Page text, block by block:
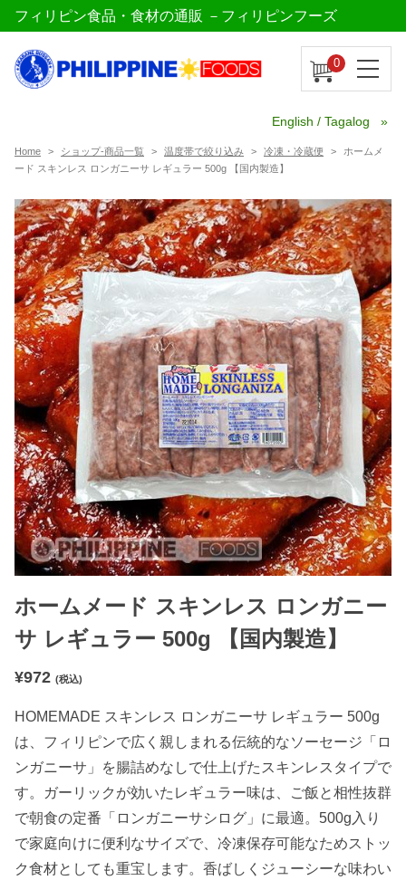
フィリピン食品・食材の通販 －フィリピンフーズ
0
English / Tagalog
Home ショップ-商品一覧 温度帯で絞り込み 冷凍・冷蔵便
ホームメ
ード スキンレス ロンガニーサ レギュラー 500g 【国内製造】
ホームメード スキンレス ロンガニー
サ レギュラー 500g 【国内製造】
¥972 (税込)
HOMEMADE スキンレス ロンガニーサ レギュラー 500g
は、フィリピンで広く親しまれる伝統的なソーセージ「ロ
ンガニーサ」を腸詰めなしで仕上げたスキンレスタイプで
す。ガーリックが効いたレギュラー味は、ご飯と相性抜群
で朝食の定番「ロンガニーサシログ」に最適。500g入り
で家庭向けに便利なサイズで、冷凍保存可能なためストッ
ク食材としても重宝します。香ばしくジューシーな味わい